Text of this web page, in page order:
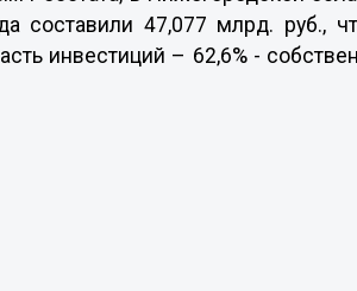
составили 47,077 млрд. руб.,
инвестиций – 62,6% -